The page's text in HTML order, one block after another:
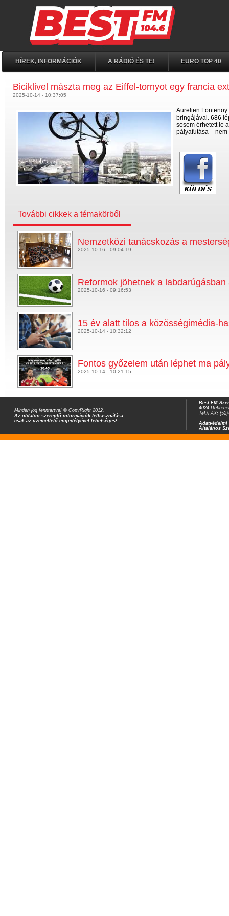
HÍREK, INFORMÁCIÓK A RÁDIÓ ÉS TE! EURO TOP 40
Biciklivel mászta meg az Eiffel-tornyot egy francia
2025-10-14 - 10:37:05
Aurelien
bringájával. 686
sosem érhetett le
pályafutása –
További cikkek a témakörből
Nemzetközi tanácskozás a
2025-10-16 - 09:04:19
Reformok jöhetnek a
2025-10-16 - 09:16:53
15 év alatt tilos a közösségimédia-
2025-10-14 - 10:32:12
Fontos győzelem után léphet ma
2025-10-14 - 10:21:15
Minden jog fenntartva! © CopyRight 2012.
Az oldalon szereplő információk felhasználása
csak az üzemeltető engedélyével lehetséges!
Best FM
4024
Tel./FAX:
Adatvédelmi
Általános